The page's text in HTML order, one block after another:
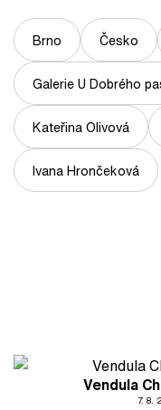
Brno Česko
Galerie U Dobrého
Kateřina Olivová
Ivana Hrončeková
Vendula
7. 8.